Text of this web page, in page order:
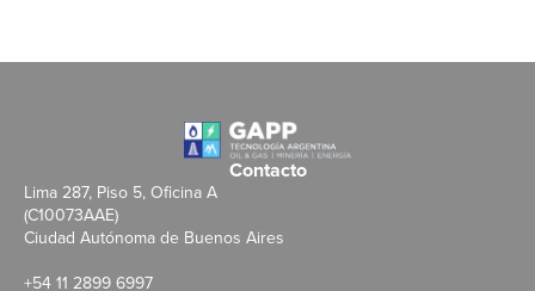
Contacto
Lima 287, Piso 5, Oficina A
(C10073AAE)
Ciudad Autónoma de Buenos Aires
+54 11 2899 6997